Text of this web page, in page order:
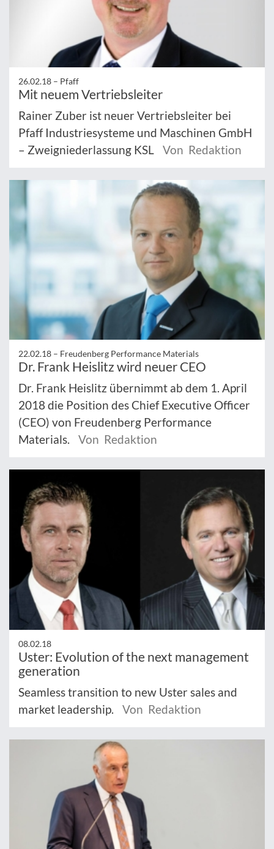
26.02.18 – Pfaff
Mit neuem Vertriebsleiter
Rainer Zuber ist neuer Vertriebsleiter bei
Pfaff Industriesysteme und Maschinen GmbH
– Zweigniederlassung KSL
Von Redaktion
22.02.18 – Freudenberg Performance Materials
Dr. Frank Heislitz wird neuer CEO
Dr. Frank Heislitz übernimmt ab dem 1. April
2018 die Position des Chief Executive Officer
(CEO) von Freudenberg Performance
Materials.
Von Redaktion
08.02.18
Uster: Evolution of the next management
generation
Seamless transition to new Uster sales and
market leadership.
Von Redaktion